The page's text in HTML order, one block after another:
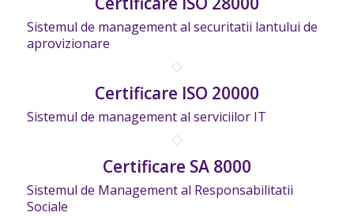
Sistemul de management al securitatii lantului de
aprovizionare
Certificare ISO 20000
Sistemul de management al serviciilor IT
Certificare SA 8000
Sistemul de Management al Responsabilitatii
Sociale